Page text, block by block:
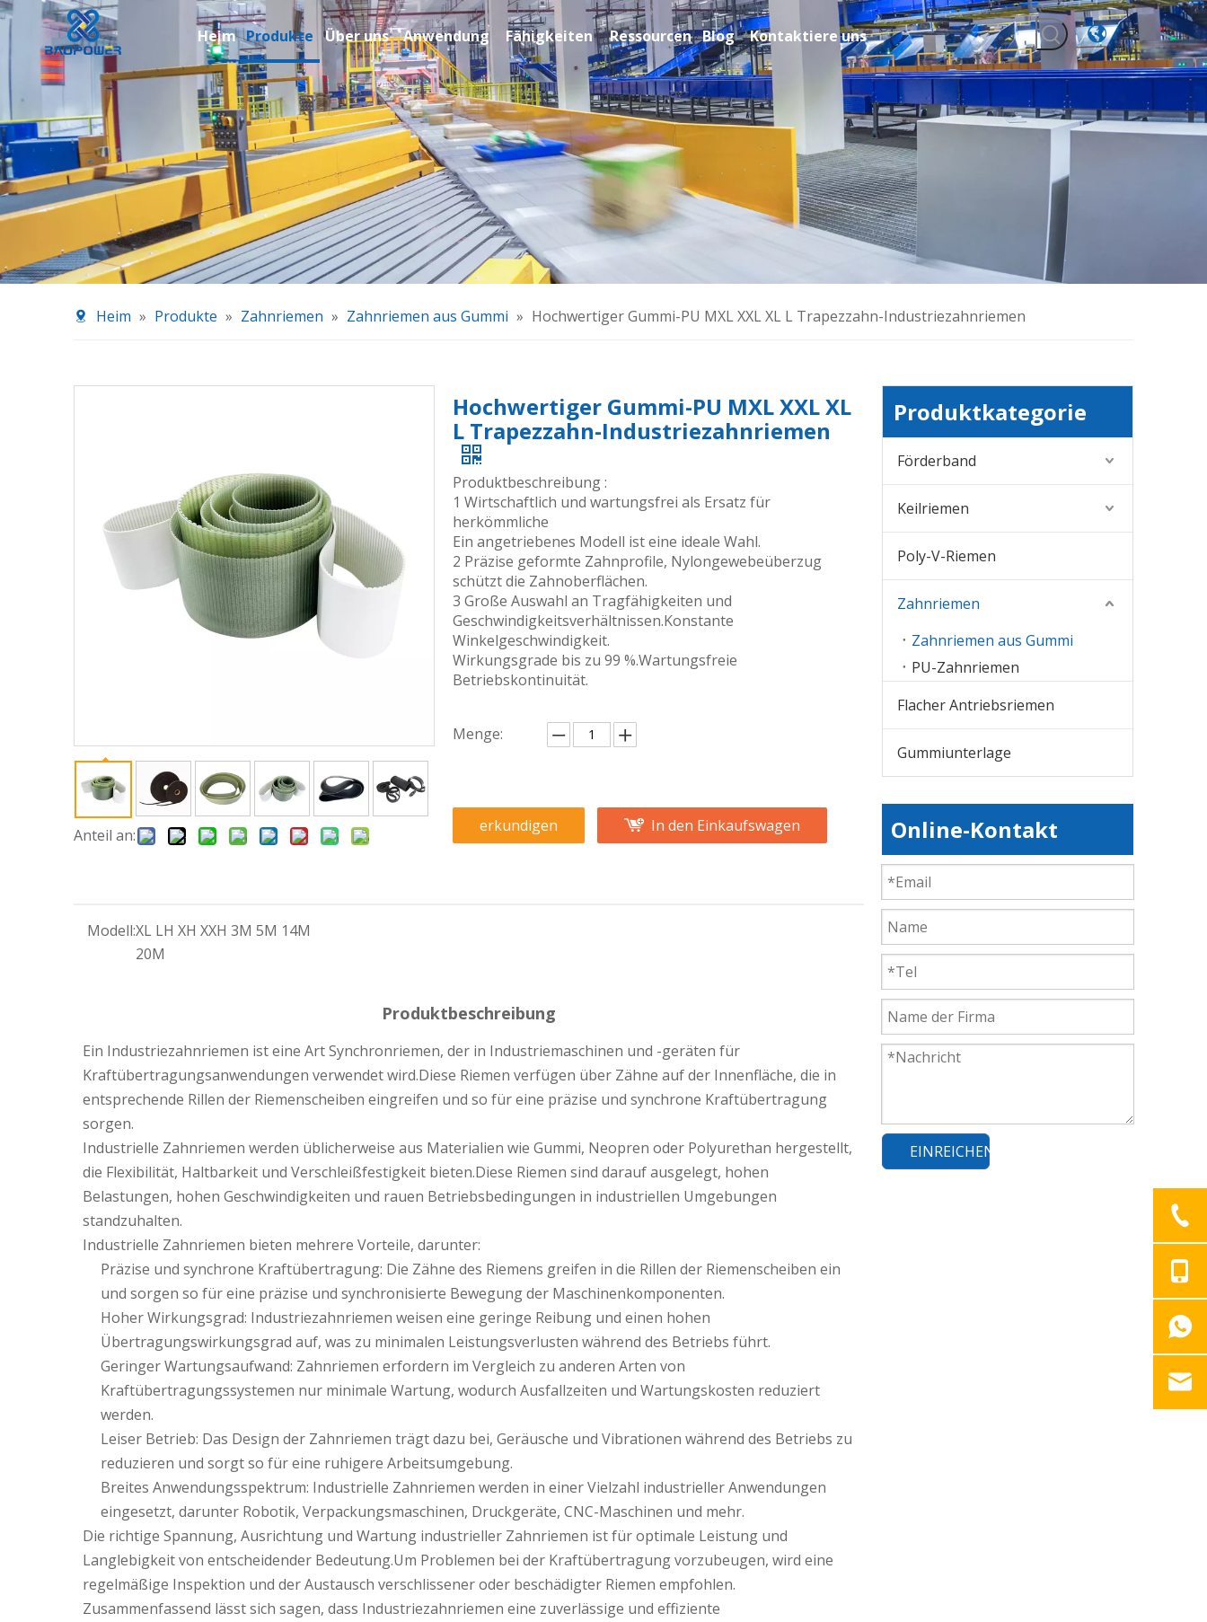
Heim Produkte Über uns Anwendung Fähigkeiten Ressourcen Blog Kontaktiere uns
Heim » Produkte » Zahnriemen » Zahnriemen aus Gummi » Hochwertiger Gummi-PU MXL XXL XL L Trapezzahn-Industriezahnriemen
Anteil an:
Hochwertiger Gummi-PU MXL XXL XL
L Trapezzahn-Industriezahnriemen
Produktbeschreibung :
1 Wirtschaftlich und wartungsfrei als Ersatz für
herkömmliche
Ein angetriebenes Modell ist eine ideale Wahl.
2 Präzise geformte Zahnprofile, Nylongewebeüberzug
schützt die Zahnoberflächen.
3 Große Auswahl an Tragfähigkeiten und
Geschwindigkeitsverhältnissen.Konstante
Winkelgeschwindigkeit.
Wirkungsgrade bis zu 99 %.Wartungsfreie
Betriebskontinuität.
Menge:
erkundigen In den Einkaufswagen
Modell:XL LH XH XXH 3M 5M 14M
20M
Produktbeschreibung
Ein Industriezahnriemen ist eine Art Synchronriemen, der in Industriemaschinen und -geräten für
Kraftübertragungsanwendungen verwendet wird.Diese Riemen verfügen über Zähne auf der Innenfläche, die in
entsprechende Rillen der Riemenscheiben eingreifen und so für eine präzise und synchrone Kraftübertragung
sorgen.
Industrielle Zahnriemen werden üblicherweise aus Materialien wie Gummi, Neopren oder Polyurethan hergestellt,
die Flexibilität, Haltbarkeit und Verschleißfestigkeit bieten.Diese Riemen sind darauf ausgelegt, hohen
Belastungen, hohen Geschwindigkeiten und rauen Betriebsbedingungen in industriellen Umgebungen
standzuhalten.
Industrielle Zahnriemen bieten mehrere Vorteile, darunter:
Präzise und synchrone Kraftübertragung: Die Zähne des Riemens greifen in die Rillen der Riemenscheiben ein
und sorgen so für eine präzise und synchronisierte Bewegung der Maschinenkomponenten.
Hoher Wirkungsgrad: Industriezahnriemen weisen eine geringe Reibung und einen hohen
Übertragungswirkungsgrad auf, was zu minimalen Leistungsverlusten während des Betriebs führt.
Geringer Wartungsaufwand: Zahnriemen erfordern im Vergleich zu anderen Arten von
Kraftübertragungssystemen nur minimale Wartung, wodurch Ausfallzeiten und Wartungskosten reduziert
werden.
Leiser Betrieb: Das Design der Zahnriemen trägt dazu bei, Geräusche und Vibrationen während des Betriebs zu
reduzieren und sorgt so für eine ruhigere Arbeitsumgebung.
Breites Anwendungsspektrum: Industrielle Zahnriemen werden in einer Vielzahl industrieller Anwendungen
eingesetzt, darunter Robotik, Verpackungsmaschinen, Druckgeräte, CNC-Maschinen und mehr.
Die richtige Spannung, Ausrichtung und Wartung industrieller Zahnriemen ist für optimale Leistung und
Langlebigkeit von entscheidender Bedeutung.Um Problemen bei der Kraftübertragung vorzubeugen, wird eine
regelmäßige Inspektion und der Austausch verschlissener oder beschädigter Riemen empfohlen.
Zusammenfassend lässt sich sagen, dass Industriezahnriemen eine zuverlässige und effiziente
Produktkategorie
Förderband
Keilriemen
Poly-V-Riemen
Zahnriemen
Zahnriemen aus Gummi
PU-Zahnriemen
Flacher Antriebsriemen
Gummiunterlage
Online-Kontakt
EINREICHEN